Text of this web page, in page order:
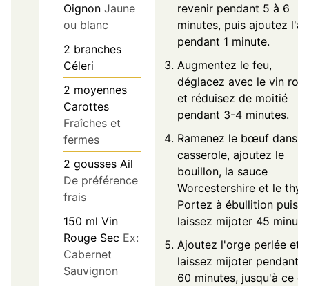
Oignon Jaune
ou blanc
2 branches
Céleri
2 moyennes
Carottes
Fraîches et
fermes
2 gousses Ail
De préférence
frais
150 ml Vin
Rouge Sec Ex:
Cabernet
Sauvignon
revenir pendant 5 à 6
minutes, puis ajoutez l'ail
pendant 1 minute.
Augmentez le feu,
déglacez avec le vin
et réduisez de moitié
pendant 3-4 minutes.
Ramenez le bœuf dans la
casserole, ajoutez le
bouillon, la sauce
Worcestershire et le
Portez à ébullition puis
laissez mijoter 45
Ajoutez l'orge perlée et
laissez mijoter pendant
60 minutes, jusqu'à ce